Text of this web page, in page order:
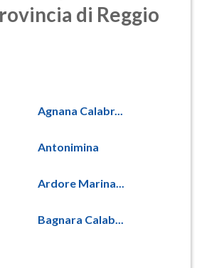
di Reggio
Agnana Calabr...
Antonimina
Ardore Marina...
Bagnara Calab...